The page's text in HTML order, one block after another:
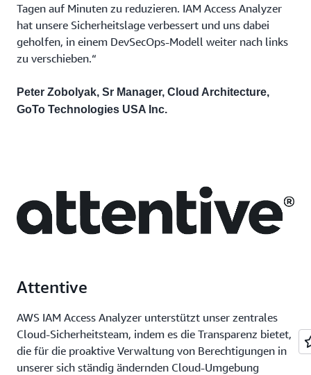
Tagen auf Minuten zu reduzieren. IAM Access Analyzer
hat unsere Sicherheitslage verbessert und uns dabei
geholfen, in einem DevSecOps-Modell weiter nach links
zu verschieben.“
Peter Zobolyak, Sr Manager, Cloud Architecture,
GoTo Technologies USA Inc.
Attentive
AWS IAM Access Analyzer unterstützt unser zentrales
Cloud-Sicherheitsteam, indem es die Transparenz bietet,
die für die proaktive Verwaltung von Berechtigungen in
unserer sich ständig ändernden Cloud-Umgebung